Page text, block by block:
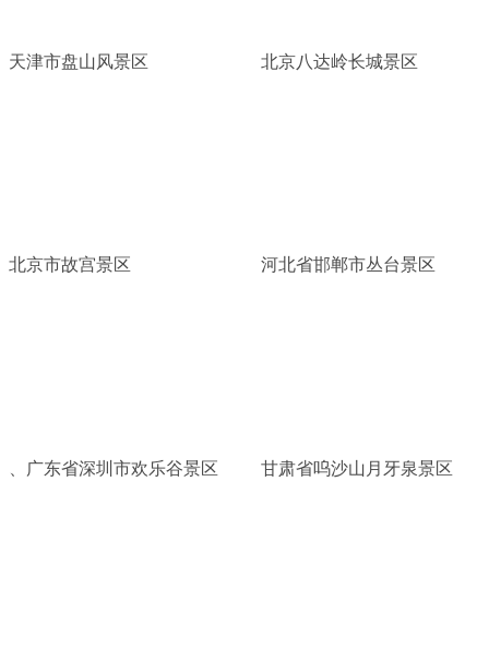
天津市盘山风景区 北京八达岭长城景区
北京市故宫景区 河北省邯郸市丛台景区
、广东省深圳市欢乐谷景区 甘肃省呜沙山月牙泉景区